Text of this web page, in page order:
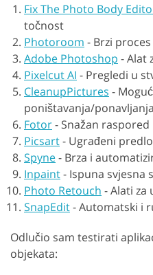
Fix The Photo Body
točnost
Photoroom - Brzi proces
Adobe Photoshop -Alat
Pixelcut AI - Pregledi u
CleanupPictures -
poništavanja/ponavljanja
Fotor- Snažan raspored
Picsart- Ugrađeni
Spyne- Brza i
Inpaint- Ispuna svjesna
Photo Retouch -Alati za
SnapEdit-Automatski i
Odlučio sam testirati
objekata: